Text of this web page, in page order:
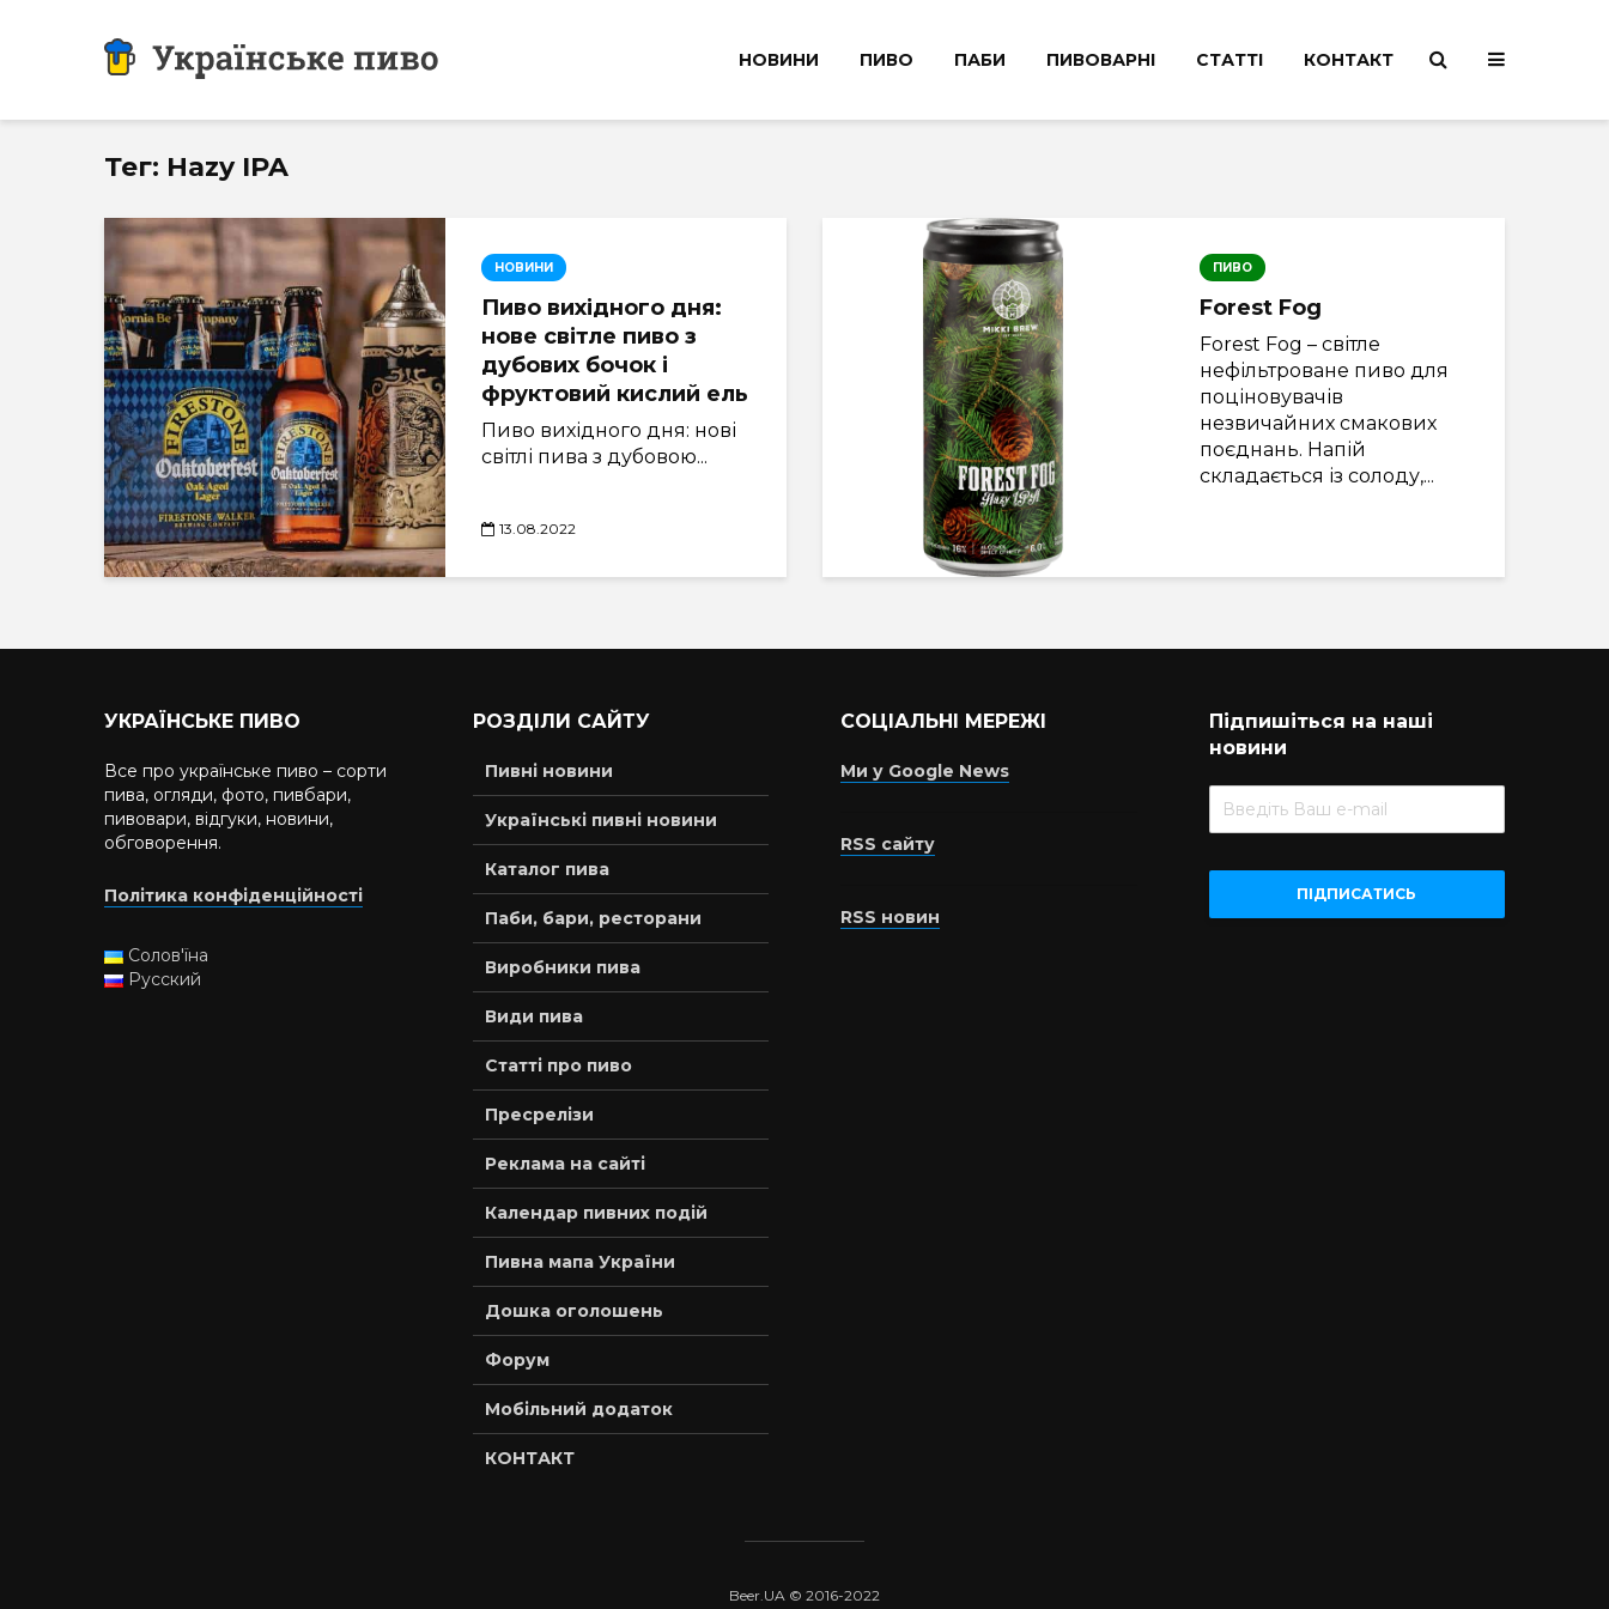
НОВИНИ ПИВО ПАБИ ПИВОВАРНІ СТАТТІ КОНТАКТ
Тег: Hazy IPA
НОВИНИ
Пиво вихідного дня:
нове світле пиво з
дубових бочок і
фруктовий кислий ель
Пиво вихідного дня: нові
світлі пива з дубовою...
13.08.2022
ПИВО
Forest Fog
Forest Fog – світле
нефільтроване пиво для
поціновувачів
незвичайних смакових
поєднань. Напій
складається із солоду,...
УКРАЇНСЬКЕ ПИВО
Все про українське пиво – сорти
пива, огляди, фото, пивбари,
пивовари, відгуки, новини,
обговорення.
Політика конфіденційності
Солов'їна
Русский
РОЗДІЛИ САЙТУ
Пивні новини
Українські пивні новини
Каталог пива
Паби, бари, ресторани
Виробники пива
Види пива
Статті про пиво
Пресрелізи
Реклама на сайті
Календар пивних подій
Пивна мапа України
Дошка оголошень
Форум
Мобільний додаток
КОНТАКТ
СОЦІАЛЬНІ МЕРЕЖІ
Ми у Google News
RSS сайту
RSS новин
Підпишіться на наші
новини
Beer.UA © 2016-2022